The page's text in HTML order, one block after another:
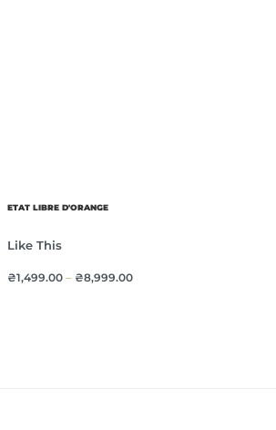
ETAT LIBRE D'ORANGE
Like This
₴1,499.00– ₴8,999.00